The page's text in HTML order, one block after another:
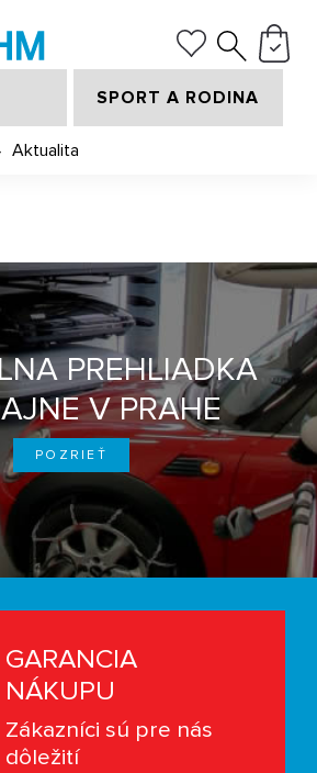
SPORT A RODINA
Aktualita
PREHLIADKA
V PRAHE
POZRIEŤ
GARANCIA
NÁKUPU
Zákazníci sú pre nás
dôležití